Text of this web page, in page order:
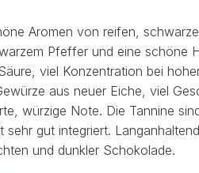
Aromen von reifen,
Pfeffer und eine schöne
viel Konzentration bei
aus neuer Eiche, viel
würzige Note. Die Tannine
sehr gut integriert.
und dunkler Schokolade.